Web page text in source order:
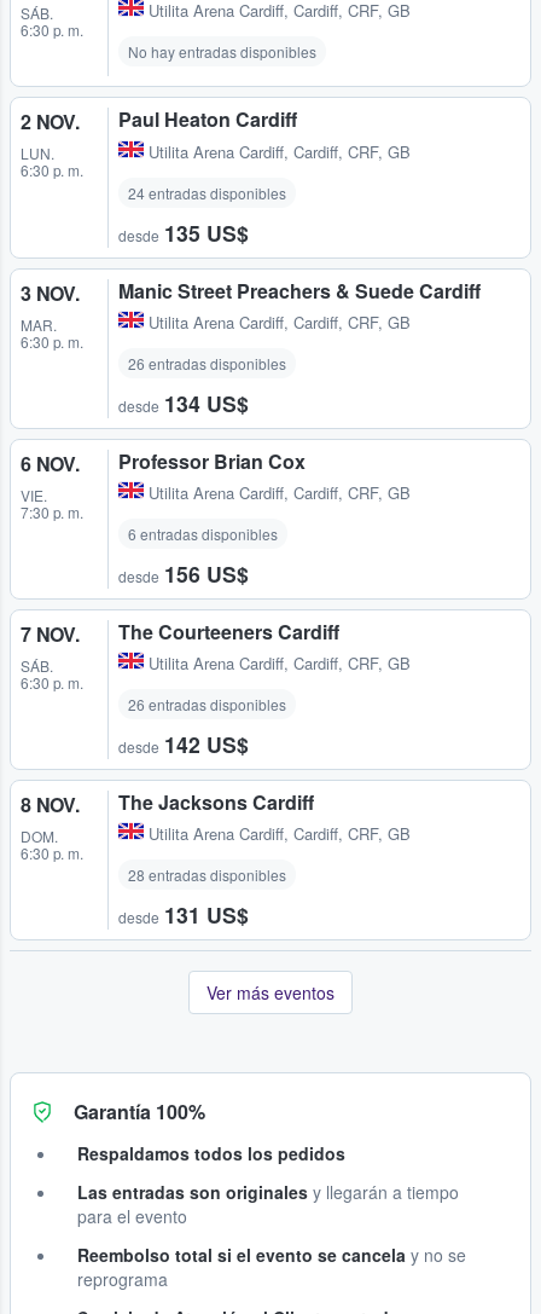
SÁB.
6:30 p. m.
Utilita Arena Cardiff, Cardiff, CRF, GB
No hay entradas disponibles
2 NOV.
LUN.
6:30 p. m.
Paul Heaton Cardiff
Utilita Arena Cardiff, Cardiff, CRF, GB
24 entradas disponibles
desde 135 US$
3 NOV.
MAR.
6:30 p. m.
Manic Street Preachers & Suede Cardiff
Utilita Arena Cardiff, Cardiff, CRF, GB
26 entradas disponibles
desde 134 US$
6 NOV.
VIE.
7:30 p. m.
Professor Brian Cox
Utilita Arena Cardiff, Cardiff, CRF, GB
6 entradas disponibles
desde 156 US$
7 NOV.
SÁB.
6:30 p. m.
The Courteeners Cardiff
Utilita Arena Cardiff, Cardiff, CRF, GB
26 entradas disponibles
desde 142 US$
8 NOV.
DOM.
6:30 p. m.
The Jacksons Cardiff
Utilita Arena Cardiff, Cardiff, CRF, GB
28 entradas disponibles
desde 131 US$
Ver más eventos
Garantía 100%
Respaldamos todos los pedidos
Las entradas son originales y llegarán a tiempo
para el evento
Reembolso total si el evento se cancela y no se
reprograma